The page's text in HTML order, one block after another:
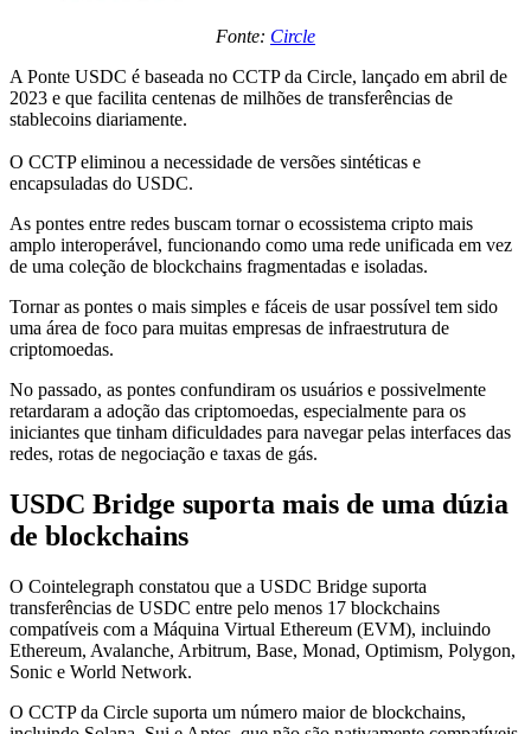
Fonte: Circle
A Ponte USDC é baseada no CCTP da Circle, lançado em abril de
2023 e que facilita centenas de milhões de transferências de
stablecoins diariamente.
O CCTP eliminou a necessidade de versões sintéticas e
encapsuladas do USDC.
As pontes entre redes buscam tornar o ecossistema cripto mais
amplo interoperável, funcionando como uma rede unificada em vez
de uma coleção de blockchains fragmentadas e isoladas.
Tornar as pontes o mais simples e fáceis de usar possível tem sido
uma área de foco para muitas empresas de infraestrutura de
criptomoedas.
No passado, as pontes confundiram os usuários e possivelmente
retardaram a adoção das criptomoedas, especialmente para os
iniciantes que tinham dificuldades para navegar pelas interfaces das
redes, rotas de negociação e taxas de gás.
USDC Bridge suporta mais de uma dúzia
de blockchains
O Cointelegraph constatou que a USDC Bridge suporta
transferências de USDC entre pelo menos 17 blockchains
compatíveis com a Máquina Virtual Ethereum (EVM), incluindo
Ethereum, Avalanche, Arbitrum, Base, Monad, Optimism, Polygon,
Sonic e World Network.
O CCTP da Circle suporta um número maior de blockchains,